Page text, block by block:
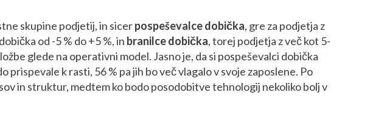
skupine podjetij, in sicerpospeševalce dobička, gre za podjetja z
od -5 % do +5 %, in branilce dobička, torej podjetja z več kot 5-
glede na operativni model. Jasno je, da si pospeševalci dobička
k rasti, 56 % pa jih bo več vlagalo v svoje zaposlene. Po
in struktur, medtem ko bodo posodobitve tehnologij nekoliko bolj v